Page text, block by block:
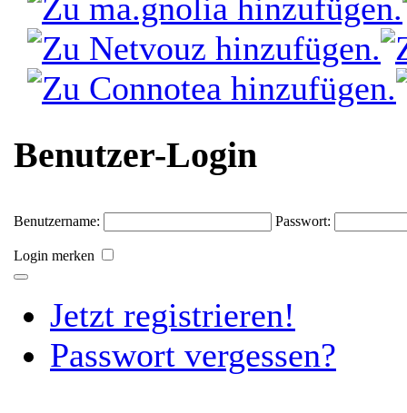
Benutzer-Login
Benutzername: Passwort:
Login merken
Jetzt registrieren!
Passwort vergessen?